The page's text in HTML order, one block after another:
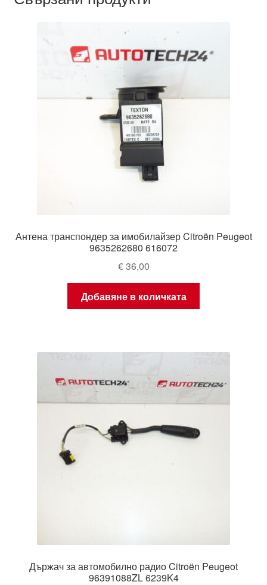
Антена транспондер за имобилайзер Citroën Peugeot
9635262680 616072
€36,00
Добавяне в количката
Държач за автомобилно радио Citroën Peugeot
96391088ZL 6239K4